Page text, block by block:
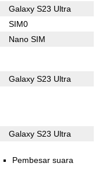
Galaxy S23 Ultra
SIM0
Nano SIM
Galaxy S23 Ultra
Galaxy S23 Ultra
Pembesar suara